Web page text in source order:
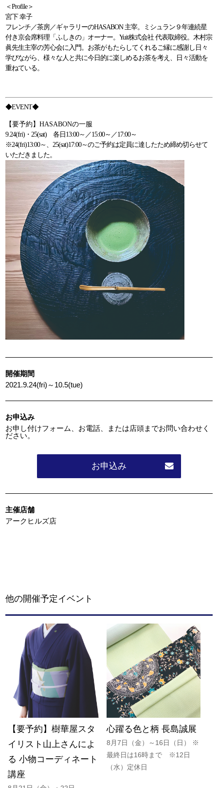
＜Profile＞
宮下 幸子
フレンチ／茶房／ギャラリーのHASABON 主宰。ミシュラン９年連続星
付き京会席料理「ふしきの」オーナー。Yuit株式会社 代表取締役。木村宗
眞先生主宰の芳心会に入門。お茶がもたらしてくれるご縁に感謝し日々
学びながら、様々な人と共に今日的に楽しめるお茶を考え、日々活動を
重ねている。
◆EVENT◆
【要予約】HASABONの一服
9.24(fri)・25(sat) 各日13:00～／15:00～／17:00～
※24(fri)13:00～、25(sat)17:00～のご予約は定員に達したため締め切らせて
いただきました。
開催期間
2021.9.24(fri)～10.5(tue)
お申込み
お申し付けフォーム、お電話、または店頭までお問い合わせく
ださい。
お申込み
主催店舗
アークヒルズ店
他の開催予定イベント
【要予約】樹華屋スタ
イリスト山上さんによ
る 小物コーディネート
講座
心躍る色と柄 長島誠展
8月7日（金）～16日（日） ※
最終日は16時まで ※12日
（水）定休日